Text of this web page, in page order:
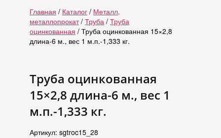
Главная / Каталог / Металл,
металлопрокат/ Труба / Труба
оцинкованная / Труба оцинкованная 15×2,8
длина-6 м., вес 1 м.п.-1,333 кг.
Труба оцинкованная
15×2,8 длина-6 м., вес 1
м.п.-1,333 кг.
Артикул: sgtroc15_28